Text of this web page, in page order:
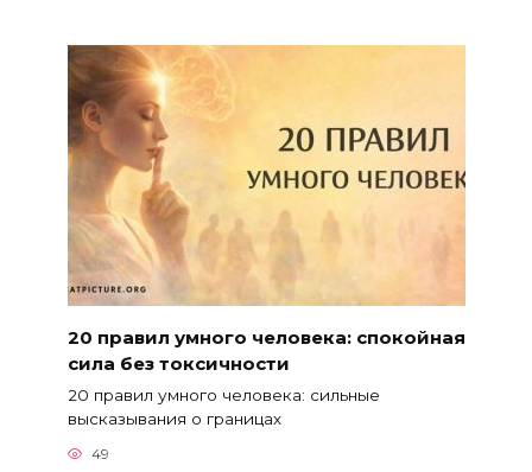
20 правил умного человека: спокойная
сила без токсичности
20 правил умного человека: сильные
высказывания о границах
49